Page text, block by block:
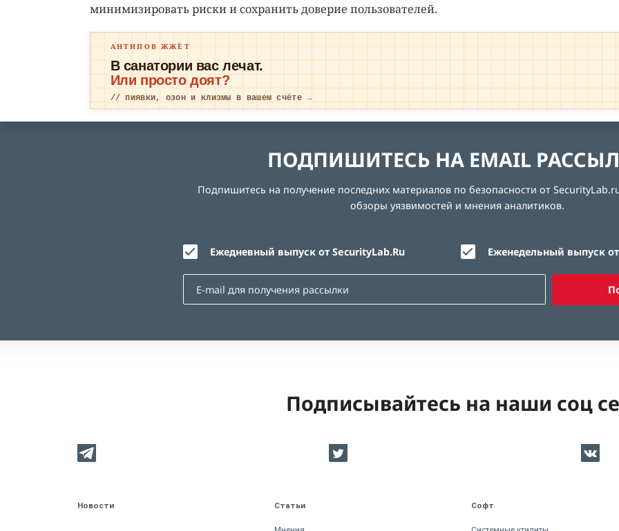
минимизировать риски и сохранить доверие пользователей.
АНТИПОВ ЖЖЁТ
В санатории вас лечат.
Или просто доят?
// пиявки, озон и клизмы в вашем счёте →
ПОДПИШИТЕСЬ НА EMAIL
Подпишитесь на получение последних материалов по безопасности от
обзоры уязвимостей и мнения аналитиков.
Ежедневный выпуск от SecurityLab.Ru Еженедельный выпуск
Подписывайтесь на наши соц
Новости Статьи Софт